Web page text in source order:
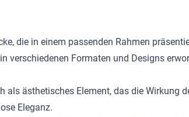
die in einem passenden Rahmen
Formaten und Designs
ästhetisches Element, das die Wirkung
Eleganz.